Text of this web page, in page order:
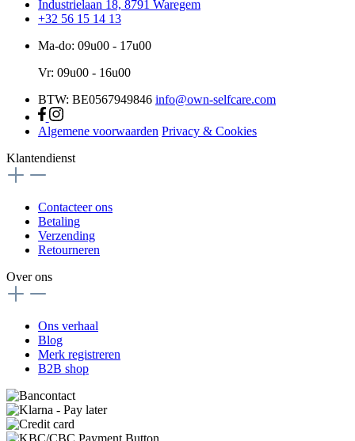
Industrielaan 18, 8791 Waregem
+32 56 15 14 13
Ma-do: 09u00 - 17u00
Vr: 09u00 - 16u00
BTW: BE0567949846 info@own-selfcare.com
Algemene voorwaarden Privacy & Cookies
Klantendienst
Contacteer ons
Betaling
Verzending
Retourneren
Over ons
Ons verhaal
Blog
Merk registreren
B2B shop